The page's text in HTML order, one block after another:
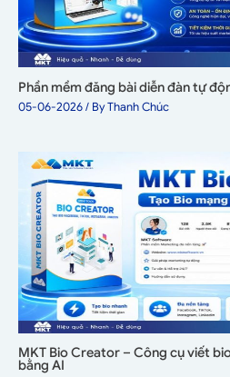
Phần mềm đăng bài diễn đàn tự
05-06-2026/ ByThanh Chúc
MKT Bio Creator – Công cụ viết
bằng AI